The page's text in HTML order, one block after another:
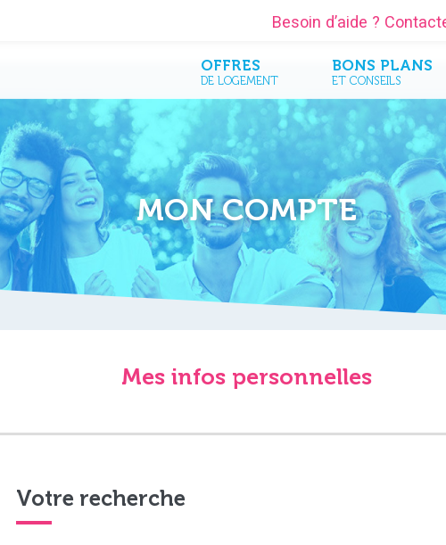
Besoin d’aide ?
OFFRES
DE LOGEMENT
BONS PLANS
ET CONSEILS
MON COMPTE
Mes infos personnelles
Votre recherche